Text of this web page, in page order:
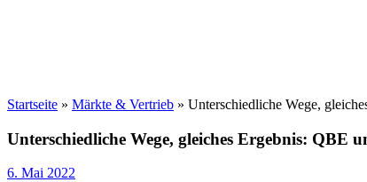
Startseite » Märkte & Vertrieb » Unterschiedliche Wege,
Unterschiedliche Wege, gleiches Ergebnis: QBE
6. Mai 2022